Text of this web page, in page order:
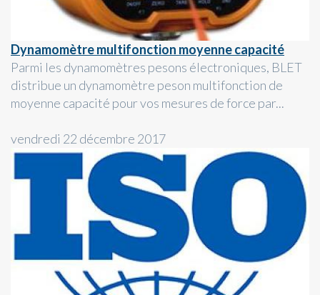
Dynamomètre multifonction moyenne capacité
Parmi les dynamomètres pesons électroniques, BLET
distribue un dynamomètre peson multifonction de
moyenne capacité pour vos mesures de force par...
vendredi 22 décembre 2017